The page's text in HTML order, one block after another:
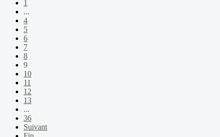
1
...
4
5
6
7
8
9
10
11
12
13
...
36
Suivant